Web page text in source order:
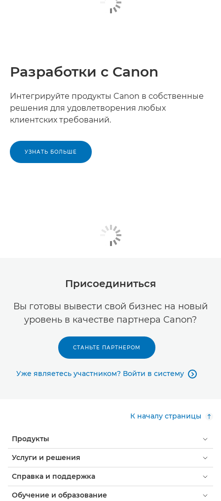
Разработки с Canon
Интегрируйте продукты Canon в собственные
решения для удовлетворения любых
клиентских требований.
УЗНАТЬ БОЛЬШЕ
Присоединиться
Вы готовы вывести свой бизнес на новый
уровень в качестве партнера Canon?
СТАНЬТЕ ПАРТНЕРОМ
Уже являетесь участником? Войти в систему 
К началу страницы
Продукты
Услуги и решения
Справка и поддержка
Обучение и образование